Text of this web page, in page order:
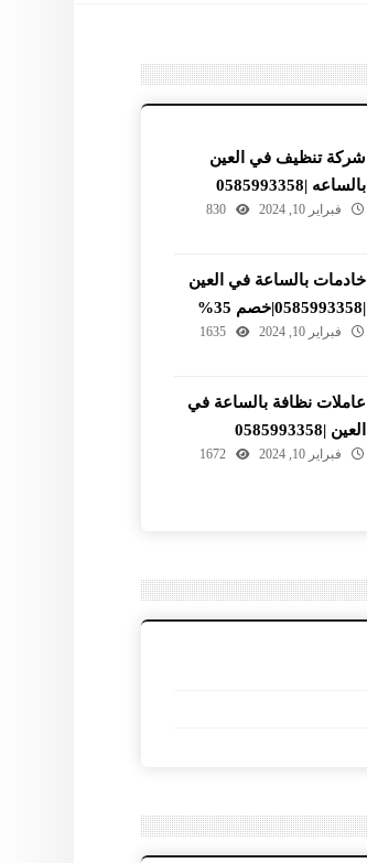
شركة تنظيف في العين
بالساعه |0585993358
فبراير 10, 2024 830
خادمات بالساعة في العين
|0585993358|خصم 35%
فبراير 10, 2024 1635
عاملات نظافة بالساعة في
العين |0585993358
فبراير 10, 2024 1672